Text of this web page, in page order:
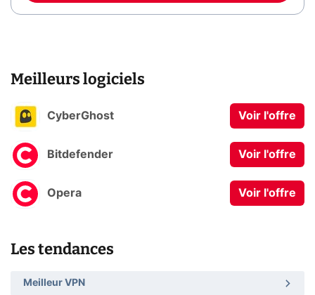
Meilleurs logiciels
CyberGhost Voir l'offre
Bitdefender Voir l'offre
Opera Voir l'offre
Les tendances
Meilleur VPN